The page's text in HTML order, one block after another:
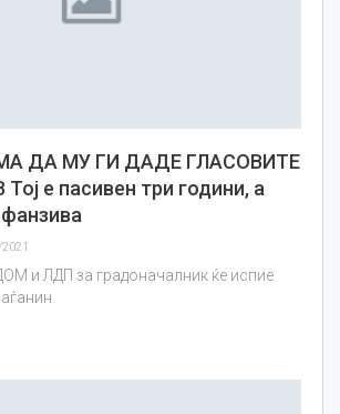
ДА МУ ГИ ДАДЕ ГЛАСОВИТЕ
е пасивен три години, а
и ЛДП за градоначалник ќе испие